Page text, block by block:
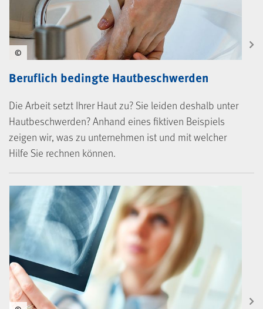
Beruflich bedingte Hautbeschwerden
Die Arbeit setzt Ihrer Haut zu? Sie leiden deshalb unter
Hautbeschwerden? Anhand eines fiktiven Beispiels
zeigen wir, was zu unternehmen ist und mit welcher
Hilfe Sie rechnen können.
©